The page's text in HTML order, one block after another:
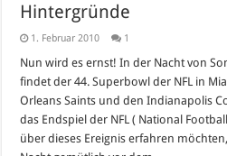
Hintergründe
1. Februar 2010 1
Nun wird es ernst! In der Nacht von
findet der 44. Superbowl der NFL in
Orleans Saints und den Indianapolis
das Endspiel der NFL ( National
über dieses Ereignis erfahren